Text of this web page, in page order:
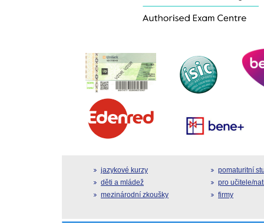
jazykové kurzy
děti a mládež
mezinárodní zkoušky
pomaturitní
pro učitele/
firmy